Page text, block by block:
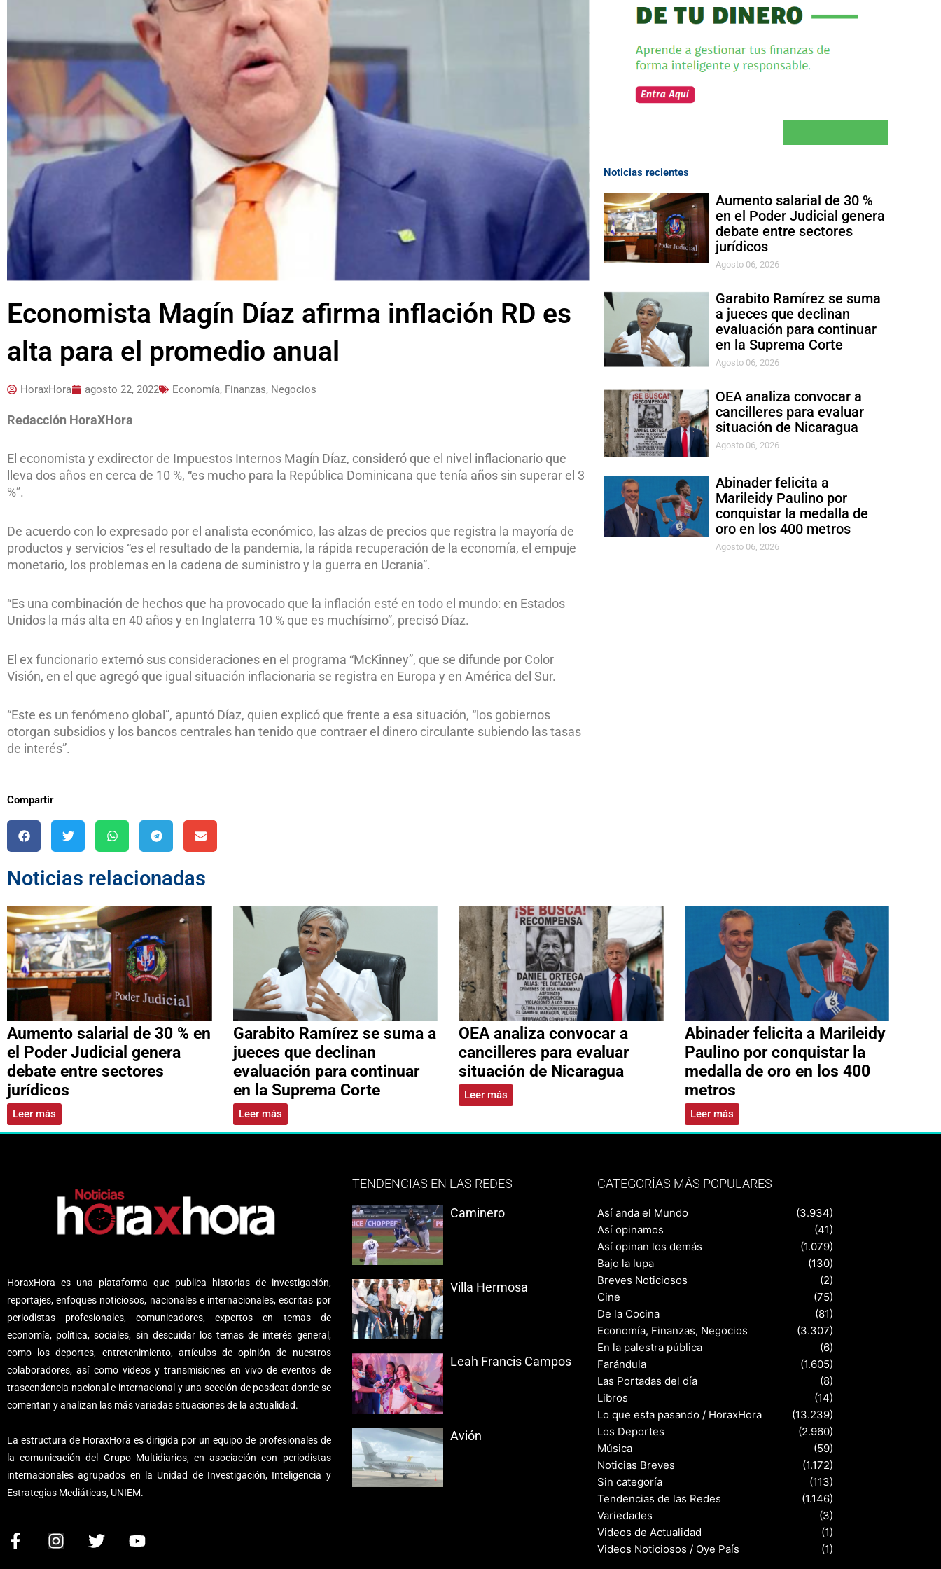
Economista Magín Díaz afirma inflación RD es
alta para el promedio anual
HoraxHora agosto 22, 2022 Economía, Finanzas, Negocios
Redacción HoraXHora
El economista y exdirector de Impuestos Internos Magín Díaz, consideró que el nivel inflacionario que
lleva dos años en cerca de 10 %, “es mucho para la República Dominicana que tenía años sin superar el 3
%”.
De acuerdo con lo expresado por el analista económico, las alzas de precios que registra la mayoría de
productos y servicios “es el resultado de la pandemia, la rápida recuperación de la economía, el empuje
monetario, los problemas en la cadena de suministro y la guerra en Ucrania”.
“Es una combinación de hechos que ha provocado que la inflación esté en todo el mundo: en Estados
Unidos la más alta en 40 años y en Inglaterra 10 % que es muchísimo”, precisó Díaz.
El ex funcionario externó sus consideraciones en el programa “McKinney”, que se difunde por Color
Visión, en el que agregó que igual situación inflacionaria se registra en Europa y en América del Sur.
“Este es un fenómeno global”, apuntó Díaz, quien explicó que frente a esa situación, “los gobiernos
otorgan subsidios y los bancos centrales han tenido que contraer el dinero circulante subiendo las tasas
de interés”.
Compartir
Noticias recientes
Aumento salarial de 30 %
en el Poder Judicial genera
debate entre sectores
jurídicos
Agosto 06, 2026
Garabito Ramírez se suma
a jueces que declinan
evaluación para continuar
en la Suprema Corte
Agosto 06, 2026
OEA analiza convocar a
cancilleres para evaluar
situación de Nicaragua
Agosto 06, 2026
Abinader felicita a
Marileidy Paulino por
conquistar la medalla de
oro en los 400 metros
Agosto 06, 2026
Noticias relacionadas
Aumento salarial de 30 % en
el Poder Judicial genera
debate entre sectores
jurídicos
Leer más
Garabito Ramírez se suma a
jueces que declinan
evaluación para continuar
en la Suprema Corte
Leer más
OEA analiza convocar a
cancilleres para evaluar
situación de Nicaragua
Leer más
Abinader felicita a Marileidy
Paulino por conquistar la
medalla de oro en los 400
metros
Leer más
HoraxHora es una plataforma que publica historias de investigación,
reportajes, enfoques noticiosos, nacionales e internacionales, escritas por
periodistas profesionales, comunicadores, expertos en temas de
economía, política, sociales, sin descuidar los temas de interés general,
como los deportes, entretenimiento, artículos de opinión de nuestros
colaboradores, así como videos y transmisiones en vivo de eventos de
trascendencia nacional e internacional y una sección de posdcat donde se
comentan y analizan las más variadas situaciones de la actualidad.
La estructura de HoraxHora es dirigida por un equipo de profesionales de
la comunicación del Grupo Multidiarios, en asociación con periodistas
internacionales agrupados en la Unidad de Investigación, Inteligencia y
Estrategias Mediáticas, UNIEM.
F
I
T
Y
TENDENCIAS EN LAS REDES
Caminero
Villa Hermosa
Leah Francis Campos
Avión
CATEGORÍAS MÁS POPULARES
Así anda el Mundo
(3.934)
Así opinamos
(41)
Así opinan los demás
(1.079)
Bajo la lupa
(130)
Breves Noticiosos
(2)
Cine
(75)
De la Cocina
(81)
Economía, Finanzas, Negocios
(3.307)
En la palestra pública
(6)
Farándula
(1.605)
Las Portadas del día
(8)
Libros
(14)
Lo que esta pasando / HoraxHora
(13.239)
Los Deportes
(2.960)
Música
(59)
Noticias Breves
(1.172)
Sin categoría
(113)
Tendencias de las Redes
(1.146)
Variedades
(3)
Videos de Actualidad
(1)
Videos Noticiosos / Oye País
(1)